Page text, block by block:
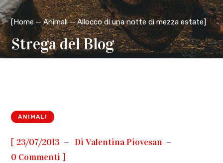
[Home Animali Allocco di una notte di mezza estate]
Strega del Blog
ANIMALI
[ 23/07/2013 DiValentina Piovesan
0 Commenti ]